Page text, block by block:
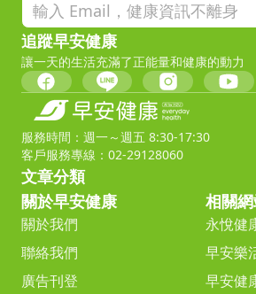
追蹤早安健康
讓一天的生活充滿了正能量和健康的動力
服務時間：週一～週五 8:30-17:30
客戶服務專線：02-29128060
文章分類
關於早安健康
關於我們
聯絡我們
廣告刊登
相關
永悅健
早安樂
早安健